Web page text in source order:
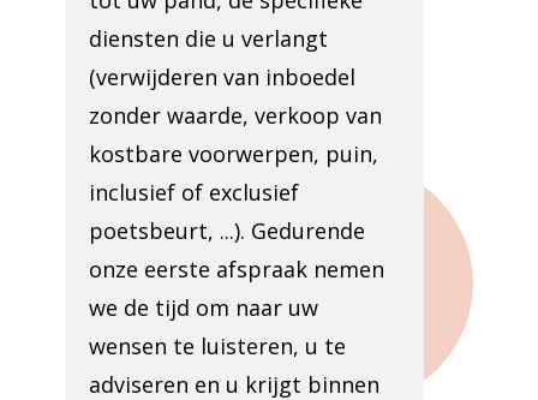
diensten die u verlangt
(verwijderen van inboedel
zonder waarde, verkoop van
kostbare voorwerpen, puin,
inclusief of exclusief
poetsbeurt, ...). Gedurende
onze eerste afspraak nemen
we de tijd om naar uw
wensen te luisteren, u te
adviseren en u krijgt binnen